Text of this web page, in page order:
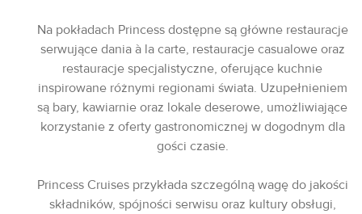
Na pokładach Princess dostępne są główne restauracje
serwujące dania à la carte, restauracje casualowe oraz
restauracje specjalistyczne, oferujące kuchnie
inspirowane różnymi regionami świata. Uzupełnieniem
są bary, kawiarnie oraz lokale deserowe, umożliwiające
korzystanie z oferty gastronomicznej w dogodnym dla
gości czasie.
Princess Cruises przykłada szczególną wagę do jakości
składników, spójności serwisu oraz kultury obsługi,